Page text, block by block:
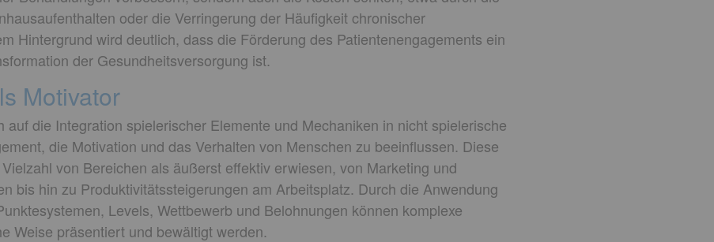
oder die Verringerung der Häufigkeit chronischer
Hintergrund wird deutlich, dass die Förderung des Patientenengagements ein
der Gesundheitsversorgung ist.
Motivator
auf die Integration spielerischer Elemente und Mechaniken in nicht spielerische
die Motivation und das Verhalten von Menschen zu beeinflussen. Diese
von Bereichen als äußerst effektiv erwiesen, von Marketing und
bis hin zu Produktivitätssteigerungen am Arbeitsplatz. Durch die Anwendung
Levels, Wettbewerb und Belohnungen können komplexe
Weise präsentiert und bewältigt werden.